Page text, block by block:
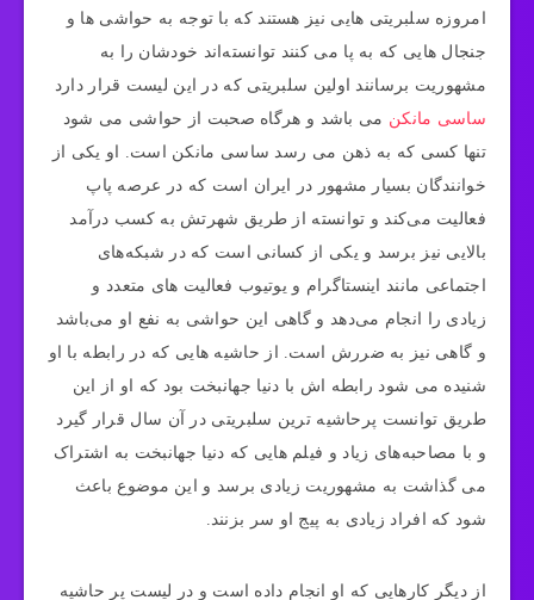
امروزه سلبریتی هایی نیز هستند که با توجه به حواشی ها و
جنجال هایی که به پا می کنند توانسته‌اند خودشان را به
مشهوریت برسانند اولین سلبریتی که در این لیست قرار دارد
ساسی مانکن می باشد و هرگاه صحبت از حواشی می شود
تنها کسی که به ذهن می رسد ساسی مانکن است. او یکی از
خوانندگان بسیار مشهور در ایران است که در عرصه پاپ
فعالیت می‌کند و توانسته از طریق شهرتش به کسب درآمد
بالایی نیز برسد و یکی از کسانی است که در شبکه‌های
اجتماعی مانند اینستاگرام و یوتیوب فعالیت های متعدد و
زیادی را انجام می‌دهد و گاهی این حواشی به نفع او می‌باشد
و گاهی نیز به ضررش است. از حاشیه هایی که در رابطه با او
شنیده می شود رابطه اش با دنیا جهانبخت بود که او از این
طریق توانست پرحاشیه ترین سلبریتی در آن سال قرار گیرد
و با مصاحبه‌های زیاد و فیلم هایی که دنیا جهانبخت به اشتراک
می گذاشت به مشهوریت زیادی برسد و این موضوع باعث
شود که افراد زیادی به پیج او سر بزنند.
از دیگر کارهایی که او انجام داده است و در لیست پر حاشیه